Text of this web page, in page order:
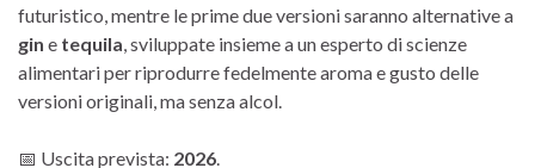
futuristico, mentre le prime due versioni saranno alternative a
gin e tequila, sviluppate insieme a un esperto di scienze
alimentari per riprodurre fedelmente aroma e gusto delle
versioni originali, ma senza alcol.
📅 Uscita prevista: 2026.